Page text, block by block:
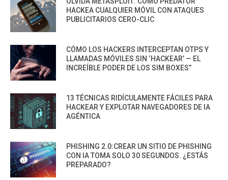
HACKEA CUALQUIER MÓVIL CON ATAQUES
PUBLICITARIOS CERO-CLIC
CÓMO LOS HACKERS INTERCEPTAN OTPS Y
LLAMADAS MÓVILES SIN ‘HACKEAR’ — EL
INCREÍBLE PODER DE LOS SIM BOXES”
13 TÉCNICAS RIDÍCULAMENTE FÁCILES PARA
HACKEAR Y EXPLOTAR NAVEGADORES DE IA
AGÉNTICA
PHISHING 2.0:CREAR UN SITIO DE PHISHING
CON IA TOMA SOLO 30 SEGUNDOS. ¿ESTÁS
PREPARADO?